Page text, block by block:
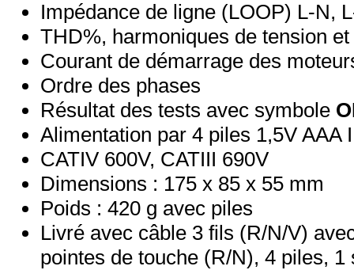
Impédance de ligne (LOOP) L-N,
THD%, harmoniques de tension
Courant de démarrage des
Ordre des phases
Résultat des tests avec symbole
Alimentation par 4 piles 1,5V AAA
CATIV 600V, CATIII 690V
Dimensions : 175 x 85 x 55 mm
Poids : 420 g avec piles
Livré avec câble 3 fils (R/N/V)
pointes de touche (R/N), 4 piles,